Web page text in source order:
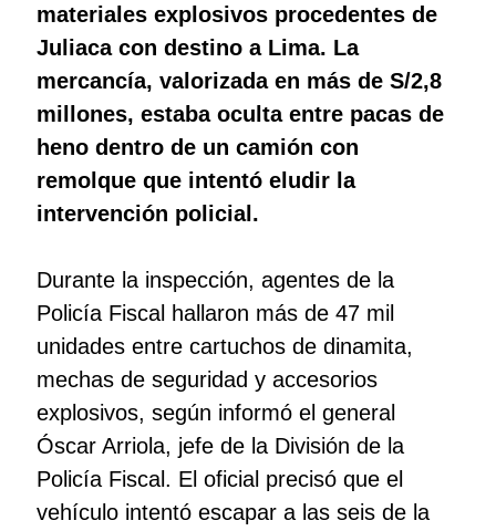
materiales explosivos procedentes de
Juliaca con destino a Lima. La
mercancía, valorizada en más de S/2,8
millones, estaba oculta entre pacas de
heno dentro de un camión con
remolque que intentó eludir la
intervención policial.
Durante la inspección, agentes de la
Policía Fiscal hallaron más de 47 mil
unidades entre cartuchos de dinamita,
mechas de seguridad y accesorios
explosivos, según informó el general
Óscar Arriola, jefe de la División de la
Policía Fiscal. El oficial precisó que el
vehículo intentó escapar a las seis de la